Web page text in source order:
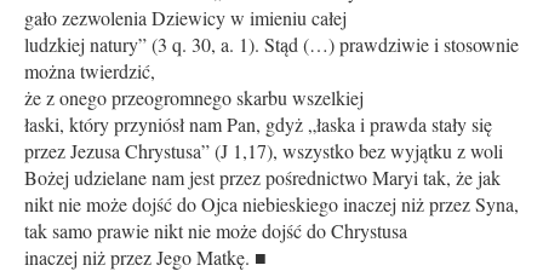
gało zezwolenia Dziewicy w imieniu całej
ludzkiej natury” (3 q. 30, a. 1). Stąd (…) prawdziwie i stosownie
można twierdzić,
że z onego przeogromnego skarbu wszelkiej
łaski, który przyniósł nam Pan, gdyż „łaska i prawda stały się
przez Jezusa Chrystusa” (J 1,17), wszystko bez wyjątku z woli
Bożej udzielane nam jest przez pośrednictwo Maryi tak, że jak
nikt nie może dojść do Ojca niebieskiego inaczej niż przez Syna,
tak samo prawie nikt nie może dojść do Chrystusa
inaczej niż przez Jego Matkę. ■